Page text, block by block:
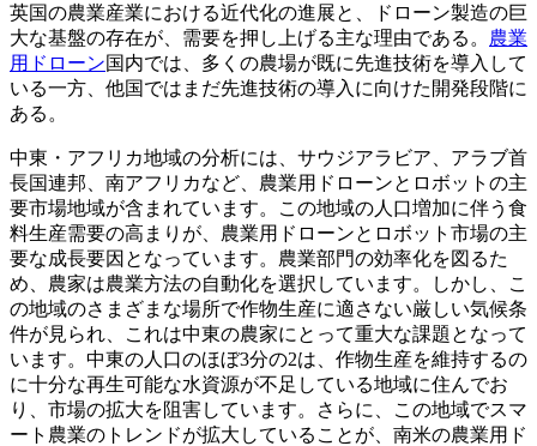
英国の農業産業における近代化の進展と、ドローン製造の巨
大な基盤の存在が、需要を押し上げる主な理由である。 農業
用ドローン国内では、多くの農場が既に先進技術を導入して
いる一方、他国ではまだ先進技術の導入に向けた開発段階に
ある。
中東・アフリカ地域の分析には、サウジアラビア、アラブ首
長国連邦、南アフリカなど、農業用ドローンとロボットの主
要市場地域が含まれています。この地域の人口増加に伴う食
料生産需要の高まりが、農業用ドローンとロボット市場の主
要な成長要因となっています。農業部門の効率化を図るた
め、農家は農業方法の自動化を選択しています。しかし、こ
の地域のさまざまな場所で作物生産に適さない厳しい気候条
件が見られ、これは中東の農家にとって重大な課題となって
います。中東の人口のほぼ3分の2は、作物生産を維持するの
に十分な再生可能な水資源が不足している地域に住んでお
り、市場の拡大を阻害しています。さらに、この地域でスマ
ート農業のトレンドが拡大していることが、南米の農業用ド